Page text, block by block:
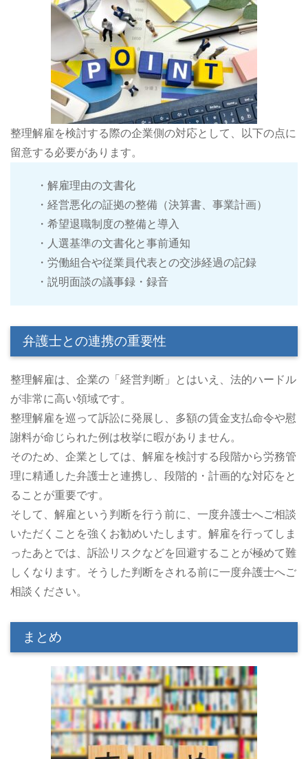
整理解雇を検討する際の企業側の対応として、以下の点に
留意する必要があります。
・解雇理由の文書化
・経営悪化の証拠の整備（決算書、事業計画）
・希望退職制度の整備と導入
・人選基準の文書化と事前通知
・労働組合や従業員代表との交渉経過の記録
・説明面談の議事録・録音
弁護士との連携の重要性
整理解雇は、企業の「経営判断」とはいえ、法的ハードル
が非常に高い領域です。
整理解雇を巡って訴訟に発展し、多額の賃金支払命令や慰
謝料が命じられた例は枚挙に暇がありません。
そのため、企業としては、解雇を検討する段階から労務管
理に精通した弁護士と連携し、段階的・計画的な対応をと
ることが重要です。
そして、解雇という判断を行う前に、一度弁護士へご相談
いただくことを強くお勧めいたします。解雇を行ってしま
ったあとでは、訴訟リスクなどを回避することが極めて難
しくなります。そうした判断をされる前に一度弁護士へご
相談ください。
まとめ